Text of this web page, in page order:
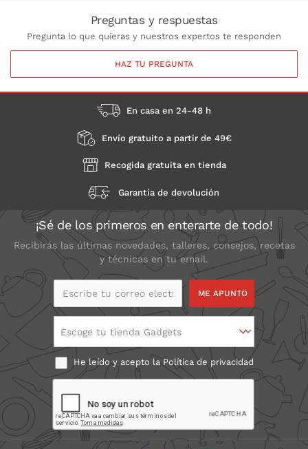
Preguntas y respuestas
Pregunta lo que quieras y nuestros expertos te responden
HAZ TU PREGUNTA
En casa en 24-48 h
Envío gratuito a partir de 49€
Recogida gratuita en tienda
Garantía de devolución
¡Sé de los primeros en enterarte de todo!
Recibirás las últimas novedades, talleres, consejos, recetas
y técnicas en tu email.
Escribe tu correo
Escoge tu tienda Gadgets
He leído y acepto laPolítica de privacidad